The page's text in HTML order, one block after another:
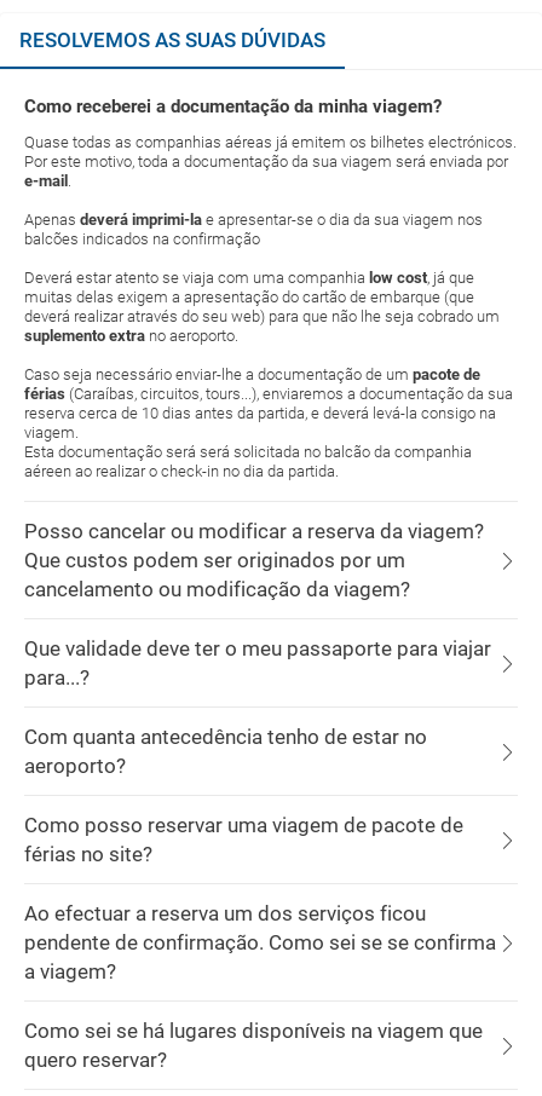
RESOLVEMOS AS SUAS DÚVIDAS
Como receberei a documentação da minha viagem?
Quase todas as companhias aéreas já emitem os bilhetes electrónicos.
Por este motivo, toda a documentação da sua viagem será enviada por
e-mail .
Apenas deverá imprimi-la e apresentar-se o dia da sua viagem nos
balcões indicados na confirmação
Deverá estar atento se viaja com uma companhia low cost, já que
muitas delas exigem a apresentação do cartão de embarque (que
deverá realizar através do seu web) para que não lhe seja cobrado um
suplemento extra no aeroporto.
Caso seja necessário enviar-lhe a documentação de um pacote de
férias (Caraíbas, circuitos, tours...), enviaremos a documentação da sua
reserva cerca de 10 dias antes da partida, e deverá levá-la consigo na
viagem.
Esta documentação será será solicitada no balcão da companhia
aéreen ao realizar o check-in no dia da partida.
Posso cancelar ou modificar a reserva da viagem?
Que custos podem ser originados por um
cancelamento ou modificação da viagem?
Que validade deve ter o meu passaporte para viajar
para...?
Com quanta antecedência tenho de estar no
aeroporto?
Como posso reservar uma viagem de pacote de
férias no site?
Ao efectuar a reserva um dos serviços ficou
pendente de confirmação. Como sei se se confirma
a viagem?
Como sei se há lugares disponíveis na viagem que
quero reservar?